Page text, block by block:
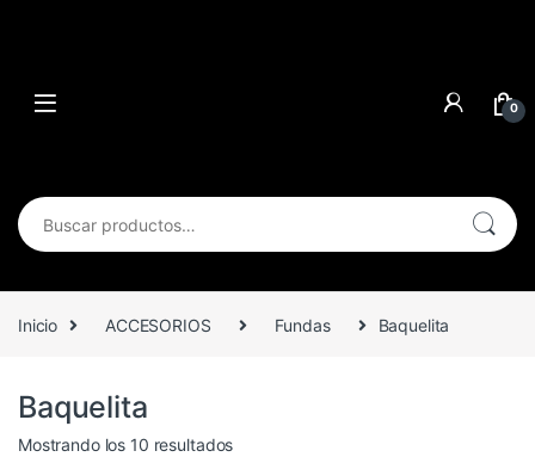
0
Buscar por:
Inicio ACCESORIOS Fundas Baquelita
Baquelita
Mostrando los 10 resultados